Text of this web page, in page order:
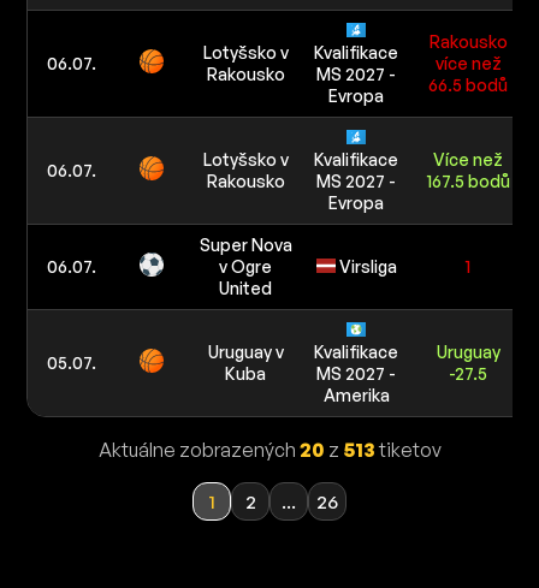
06.07.
Lotyšsko v
Rakousko
Kvalifikace
MS 2027 -
Evropa
Rakousko
více než
66.5 bodů
06.07.
Lotyšsko v
Rakousko
Kvalifikace
MS 2027 -
Evropa
Více než
167.5 bodů
06.07.
Super Nova
v Ogre
United
Virsliga 1
05.07.
Uruguay v
Kuba
Kvalifikace
MS 2027 -
Amerika
Uruguay
-27.5
Aktuálne zobrazených 20 z 513tiketov
1 2 ... 26